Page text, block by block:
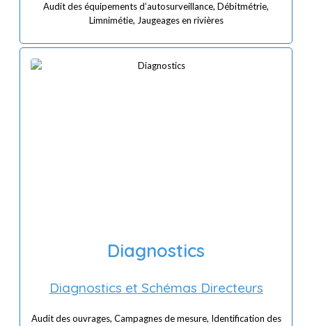
Audit des équipements d’autosurveillance, Débitmétrie,
Limnimétie, Jaugeages en rivières
Diagnostics
Diagnostics et Schémas Directeurs
Audit des ouvrages, Campagnes de mesure, Identification des